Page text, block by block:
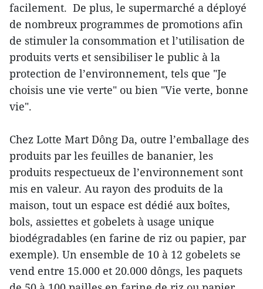
facilement. De plus, le supermarché a déployé
de nombreux programmes de promotions afin
de stimuler la consommation et l’utilisation de
produits verts et sensibiliser le public à la
protection de l’environnement, tels que "Je
choisis une vie verte" ou bien "Vie verte, bonne
vie".
Chez Lotte Mart Dông Da, outre l’emballage des
produits par les feuilles de bananier, les
produits respectueux de l’environnement sont
mis en valeur. Au rayon des produits de la
maison, tout un espace est dédié aux boîtes,
bols, assiettes et gobelets à usage unique
biodégradables (en farine de riz ou papier, par
exemple). Un ensemble de 10 à 12 gobelets se
vend entre 15.000 et 20.000 dôngs, les paquets